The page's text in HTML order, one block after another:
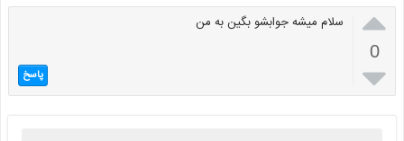

0

سلام میشه جوابشو بگین به من
پاسخ